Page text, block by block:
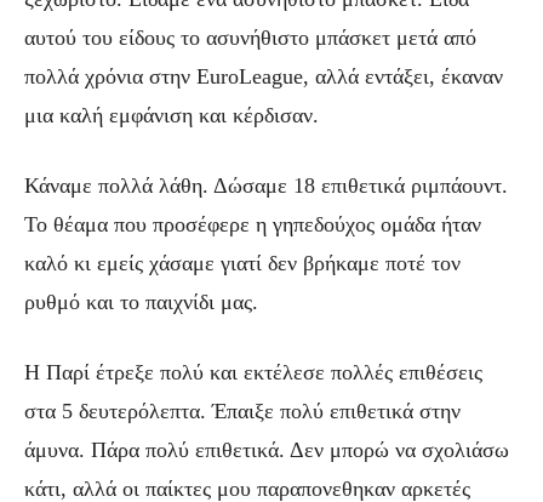
αυτού του είδους το ασυνήθιστο μπάσκετ μετά από
πολλά χρόνια στην EuroLeague, αλλά εντάξει, έκαναν
μια καλή εμφάνιση και κέρδισαν.
Κάναμε πολλά λάθη. Δώσαμε 18 επιθετικά ριμπάουντ.
Το θέαμα που προσέφερε η γηπεδούχος ομάδα ήταν
καλό κι εμείς χάσαμε γιατί δεν βρήκαμε ποτέ τον
ρυθμό και το παιχνίδι μας.
Η Παρί έτρεξε πολύ και εκτέλεσε πολλές επιθέσεις
στα 5 δευτερόλεπτα. Έπαιξε πολύ επιθετικά στην
άμυνα. Πάρα πολύ επιθετικά. Δεν μπορώ να σχολιάσω
κάτι, αλλά οι παίκτες μου παραπονεθηκαν αρκετές